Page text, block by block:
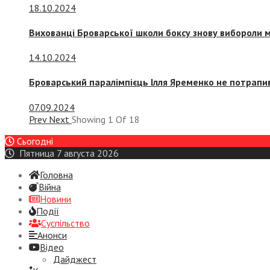
18.10.2024
Вихованці Броварської школи боксу знову вибороли
14.10.2024
Броварський паралімпієць Ілля Яременко не
07.09.2024
Prev Next Showing 1 Of 18
Сьогодні
Пятница 7 августа 2026
Головна
Війна
Новини
Події
Суспiльство
Анонси
Відео
Дайджест